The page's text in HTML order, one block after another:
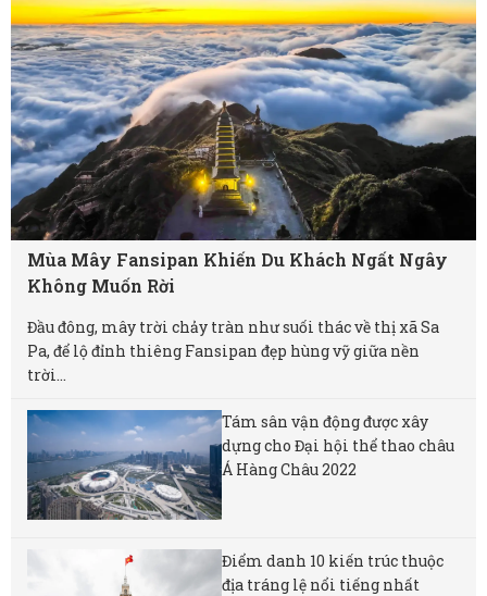
Mùa Mây Fansipan Khiến Du Khách Ngất Ngây
Không Muốn Rời
Đầu đông, mây trời chảy tràn như suối thác về thị xã Sa
Pa, để lộ đỉnh thiêng Fansipan đẹp hùng vỹ giữa nền
trời...
Tám sân vận động được xây
dựng cho Đại hội thể thao châu
Á Hàng Châu 2022
Điểm danh 10 kiến trúc thuộc
địa tráng lệ nổi tiếng nhất